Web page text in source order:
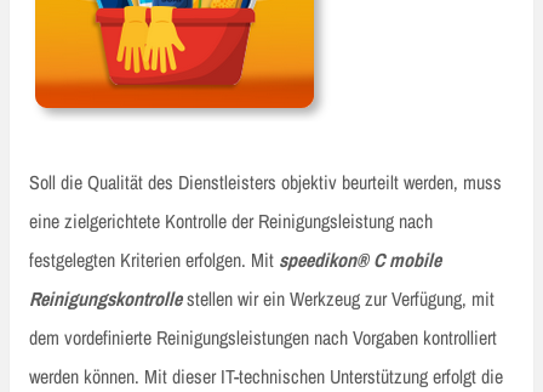
Soll die Qualität des Dienstleisters objektiv beurteilt werden, muss
eine zielgerichtete Kontrolle der Reinigungsleistung nach
festgelegten Kriterien erfolgen. Mit speedikon® C mobile
Reinigungskontrollestellen wir ein Werkzeug zur Verfügung, mit
dem vordefinierte Reinigungsleistungen nach Vorgaben kontrolliert
werden können. Mit dieser IT-technischen Unterstützung erfolgt die